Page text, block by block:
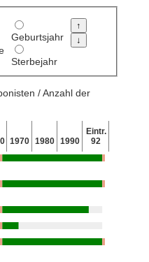
Geburtsjahr
Sterbejahr
/ Anzahl der
1970 1980 1990
Eintr.
92